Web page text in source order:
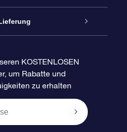
KOSTENLOSEN
um Rabatte und
zu erhalten